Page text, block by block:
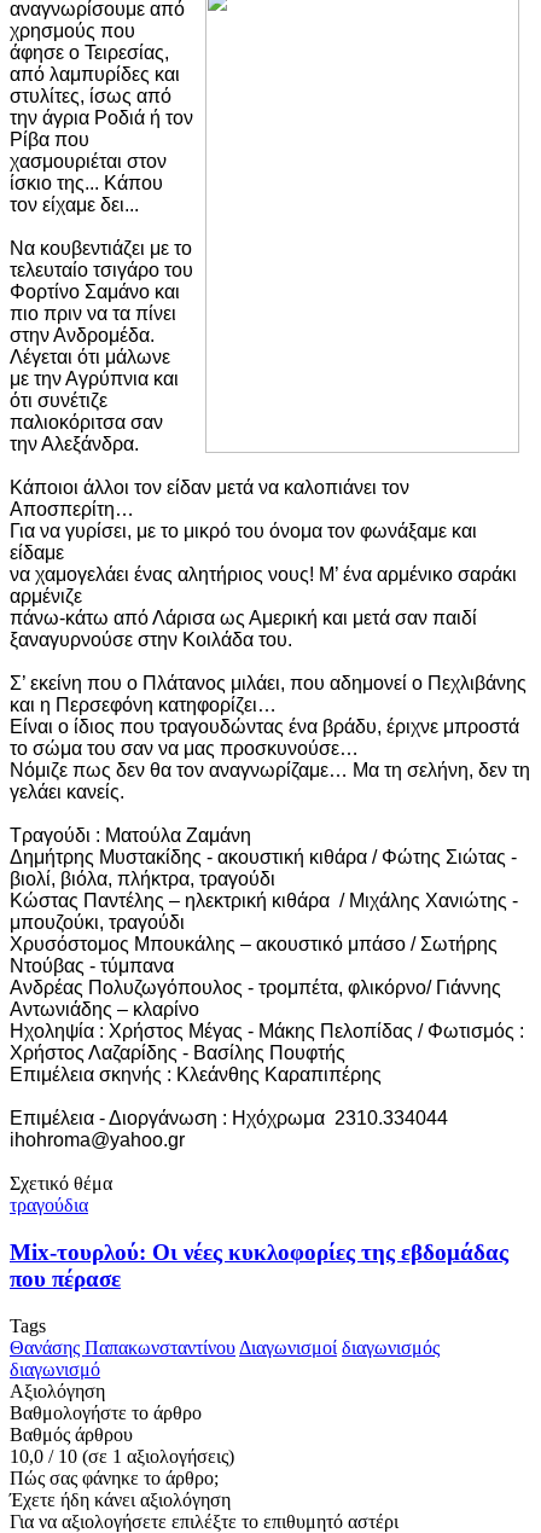
αναγνωρίσουμε από
χρησμούς που
άφησε ο Τειρεσίας,
από λαμπυρίδες και
στυλίτες, ίσως από
την άγρια Ροδιά ή τον
Ρίβα που
χασμουριέται στον
ίσκιο της... Κάπου
τον είχαμε δει...
Να κουβεντιάζει με το
τελευταίο τσιγάρο του
Φορτίνο Σαμάνο και
πιο πριν να τα πίνει
στην Ανδρομέδα.
Λέγεται ότι μάλωνε
με την Αγρύπνια και
ότι συνέτιζε
παλιοκόριτσα σαν
την Αλεξάνδρα.
Κάποιοι άλλοι τον είδαν μετά να καλοπιάνει τον
Αποσπερίτη…
Για να γυρίσει, με το μικρό του όνομα τον φωνάξαμε και
είδαμε
να χαμογελάει ένας αλητήριος νους! Μ’ ένα αρμένικο σαράκι
αρμένιζε
πάνω-κάτω από Λάρισα ως Αμερική και μετά σαν παιδί
ξαναγυρνούσε στην Κοιλάδα του.
Σ’ εκείνη που ο Πλάτανος μιλάει, που αδημονεί ο Πεχλιβάνης
και η Περσεφόνη κατηφορίζει…
Είναι ο ίδιος που τραγουδώντας ένα βράδυ, έριχνε μπροστά
το σώμα του σαν να μας προσκυνούσε…
Νόμιζε πως δεν θα τον αναγνωρίζαμε… Mα τη σελήνη, δεν τη
γελάει κανείς.
Τραγούδι : Ματούλα Ζαμάνη
Δημήτρης Μυστακίδης - ακουστική κιθάρα / Φώτης Σιώτας -
βιολί, βιόλα, πλήκτρα, τραγούδι
Κώστας Παντέλης – ηλεκτρική κιθάρα / Μιχάλης Χανιώτης -
μπουζούκι, τραγούδι
Χρυσόστομος Μπουκάλης – ακουστικό μπάσο / Σωτήρης
Ντούβας - τύμπανα
Ανδρέας Πολυζωγόπουλος - τρομπέτα, φλικόρνο/ Γιάννης
Αντωνιάδης – κλαρίνο
Ηχοληψία : Χρήστος Μέγας - Μάκης Πελοπίδας / Φωτισμός :
Χρήστος Λαζαρίδης - Βασίλης Πουφτής
Επιμέλεια σκηνής : Κλεάνθης Καραπιπέρης
Επιμέλεια - Διοργάνωση : Ηχόχρωμα 2310.334044
ihohroma@yahoo.gr
Σχετικό θέμα
τραγούδια
Mix-τουρλού: Οι νέες κυκλοφορίες της εβδομάδας
που πέρασε
Tags
Θανάσης Παπακωνσταντίνου Διαγωνισμοί διαγωνισμός
διαγωνισμό
Αξιολόγηση
Βαθμολογήστε το άρθρο
Βαθμός άρθρου
10,0 / 10 (σε 1 αξιολογήσεις)
Πώς σας φάνηκε το άρθρο;
Έχετε ήδη κάνει αξιολόγηση
Για να αξιολογήσετε επιλέξτε το επιθυμητό αστέρι